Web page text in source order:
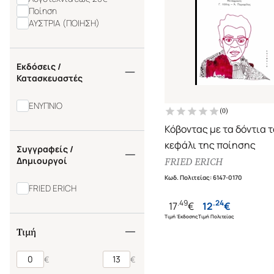
Ποίηση
ΑΥΣΤΡΙΑ (ΠΟΙΗΣΗ)
Εκδόσεις /
Κατασκευαστές
ΕΝΥΠΝΙΟ
Συγγραφείς /
Δημιουργοί
FRIED ERICH
Τιμή
€ €
(0)
Κόβοντας με τα δόντια
κεφάλι της ποίησης
FRIED ERICH
Κωδ. Πολιτείας:6147-0170
17.49€
Τιμή Έκδοσης
12.24€
Τιμή Πολιτείας